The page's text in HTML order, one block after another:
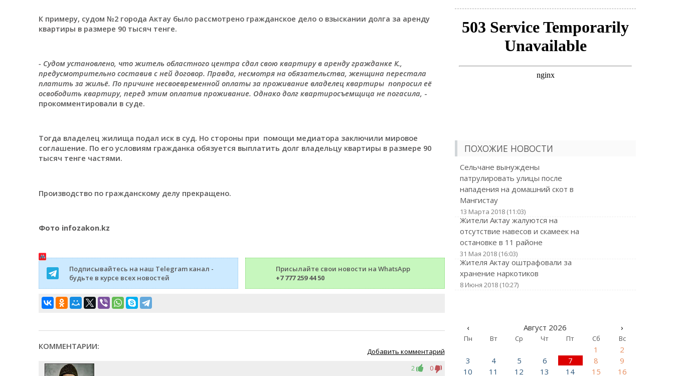
К примеру, судом №2 города Актау было рассмотрено гражданское дело о взыскании долга за аренду
квартиры в размере 90 тысяч тенге.
- Судом установлено, что житель областного центра сдал свою квартиру в аренду гражданке К.,
предусмотрительно составив с ней договор. Правда, несмотря на обязательства, женщина перестала
платить за жильё. По причине несвоевременной оплаты за проживание владелец квартиры попросил её
освободить квартиру, перед этим оплатив проживание. Однако долг квартиросъемщица не погасила, -
прокомментировали в суде.
Тогда владелец жилища подал иск в суд. Но стороны при помощи медиатора заключили мировое
соглашение. По его условиям гражданка обязуется выплатить долг владельцу квартиры в размере 90
тысяч тенге частями.
Производство по гражданскому делу прекращено.
Фото infozakon.kz
Подписывайтесь на наш Telegram канал -
будьте в курсе всех новостей
Присылайте свои новости на WhatsApp
+7 777 259 44 50
КОММЕНТАРИИ:
Добавить комментарий
2 0
ПОХОЖИЕ НОВОСТИ
Сельчане вынуждены
патрулировать улицы после
нападения на домашний скот в
Мангистау
13 Марта 2018 (11:03)
Жители Актау жалуются на
отсутствие навесов и скамеек на
остановке в 11 районе
31 Мая 2018 (16:03)
Жителя Актау оштрафовали за
хранение наркотиков
8 Июня 2018 (10:27)
‹ Август 2026 ›
Пн Вт Ср Чт Пт Сб Вс
1
2
3
4 5 6 7 8
9
10
11 12 13 14 15
16